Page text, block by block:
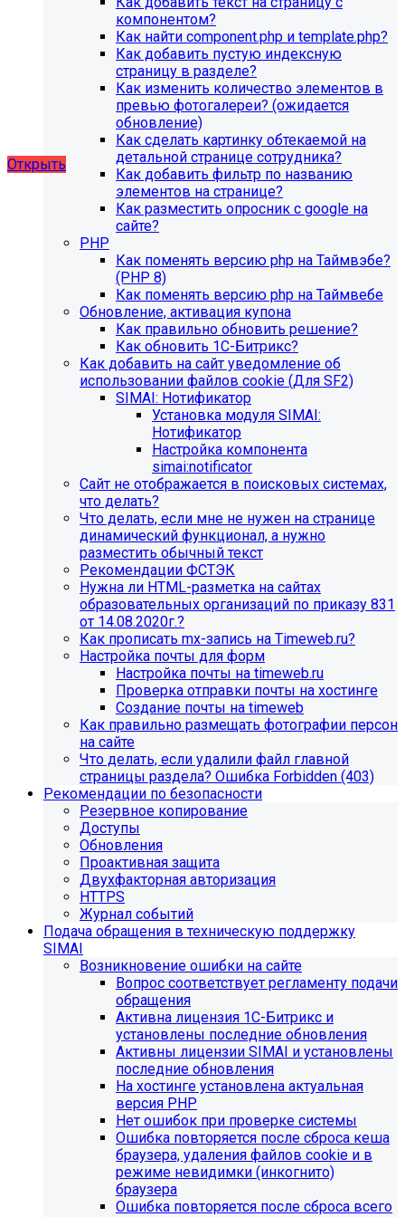
благотворительного фонда, SIMAI: Сайт детского сада,
SIMAI: Сайт компании, SIMAI: Сайт конференции, SIMAI:
Сайт медицинской организации, SIMAI: Сайт
музыкальной школы, SIMAI: Сайт РЖД медицина, SIMAI:
Сайт санатория, SIMAI: Сайт сельского поселения, SIMAI:
Сайт совета муниципальных образований, SIMAI: Сайт
спортивной школы, SIMAI: Сайт управления делами,
SIMAI: Сайт учебного центра, SIMAI: Сайт
художественной школы, SIMAI: Сайт школы
Открыть
компонентом?
Как найти component.php и template.php?
Как добавить пустую индексную
страницу в разделе?
Как изменить количество элементов в
превью фотогалереи? (ожидается
обновление)
Как сделать картинку обтекаемой на
детальной странице сотрудника?
Как добавить фильтр по названию
элементов на странице?
Как разместить опросник с google на
сайте?
PHP
Как поменять версию php на Таймвэбе?
(PHP 8)
Как поменять версию php на Таймвебе
Обновление, активация купона
Как правильно обновить решение?
Как обновить 1С-Битрикс?
Как добавить на сайт уведомление об
использовании файлов cookie (Для SF2)
SIMAI: Нотификатор
Установка модуля SIMAI:
Нотификатор
Настройка компонента
simai:notificator
Сайт не отображается в поисковых системах,
что делать?
Что делать, если мне не нужен на странице
динамический функционал, а нужно
разместить обычный текст
Рекомендации ФСТЭК
Нужна ли HTML-разметка на сайтах
образовательных организаций по приказу 831
от 14.08.2020г.?
Как прописать mx-запись на Timeweb.ru?
Настройка почты для форм
Настройка почты на timeweb.ru
Проверка отправки почты на хостинге
Создание почты на timeweb
Как правильно размещать фотографии персон
на сайте
Что делать, если удалили файл главной
страницы раздела? Ошибка Forbidden (403)
Рекомендации по безопасности
Резервное копирование
Доступы
Обновления
Проактивная защита
Двухфакторная авторизация
HTTPS
Журнал событий
Подача обращения в техническую поддержку
SIMAI
Возникновение ошибки на сайте
Вопрос соответствует регламенту подачи
обращения
Активна лицензия 1С-Битрикс и
установлены последние обновления
Активны лицензии SIMAI и установлены
последние обновления
На хостинге установлена актуальная
версия PHP
Нет ошибок при проверке системы
Ошибка повторяется после сброса кеша
браузера, удаления файлов cookie и в
режиме невидимки (инкогнито)
браузера
Ошибка повторяется после сброса всего